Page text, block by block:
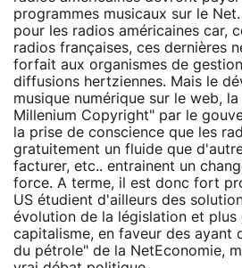
programmes musicaux sur le
pour les radios américaines car,
radios françaises, ces dernières
forfait aux organismes de
diffusions hertziennes. Mais le
musique numérique sur le web,
Millenium Copyright" par le
la prise de conscience que les
gratuitement un fluide que
facturer, etc.. entrainent un
force. A terme, il est donc fort
US étudient d'ailleurs des
évolution de la législation et plus
capitalisme, en faveur des ayant
du pétrole" de la NetEconomie,